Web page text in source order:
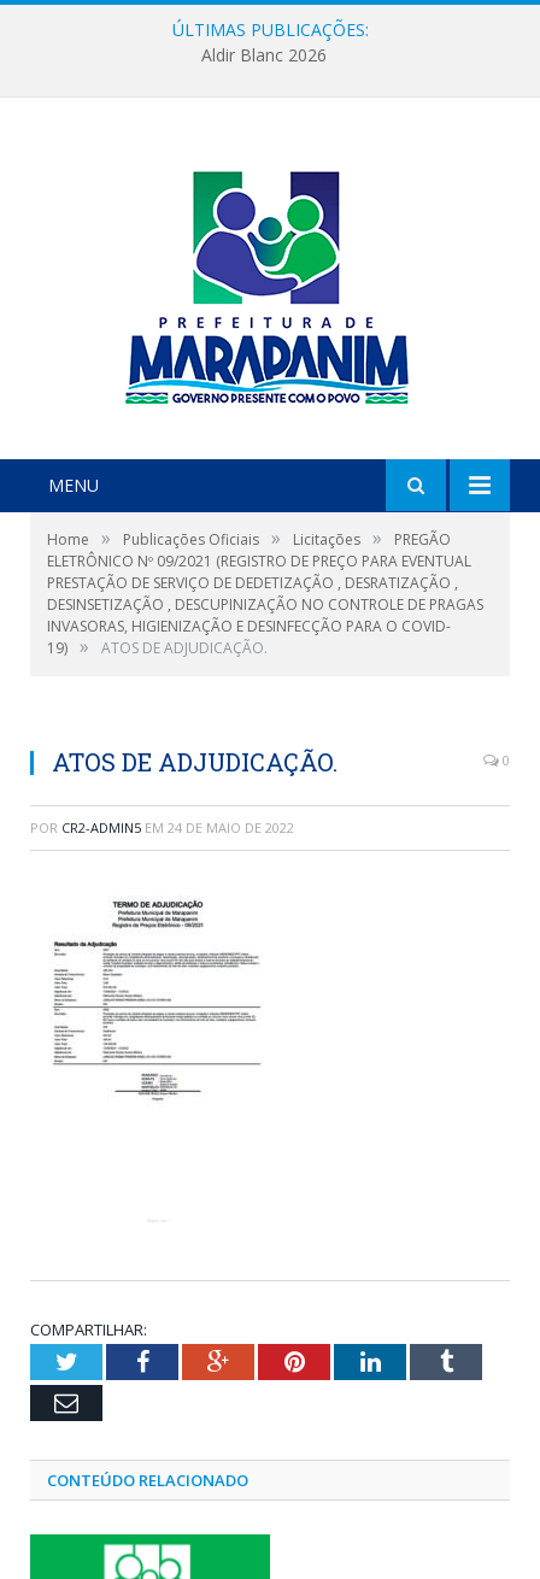
ÚLTIMAS PUBLICAÇÕES:
Aldir Blanc 2026
MENU
Home » Publicações Oficiais » Licitações »
PREGÃO
ELETRÔNICO Nº 09/2021 (REGISTRO DE PREÇO PARA EVENTUAL
PRESTAÇÃO DE SERVIÇO DE DEDETIZAÇÃO , DESRATIZAÇÃO ,
DESINSETIZAÇÃO , DESCUPINIZAÇÃO NO CONTROLE DE PRAGAS
INVASORAS, HIGIENIZAÇÃO E DESINFECÇÃO PARA O COVID-
19) » ATOS DE ADJUDICAÇÃO.
ATOS DE ADJUDICAÇÃO. 0
POR CR2-ADMIN5 EM 24 DE MAIO DE 2022
COMPARTILHAR:
TwitterFacebookGoogle+PinterestLinkedInTumblr
Email
CONTEÚDO RELACIONADO